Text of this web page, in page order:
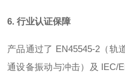
6. 行业认证保障
产品通过了 EN45545-2（轨
通设备振动与冲击）及 IEC/